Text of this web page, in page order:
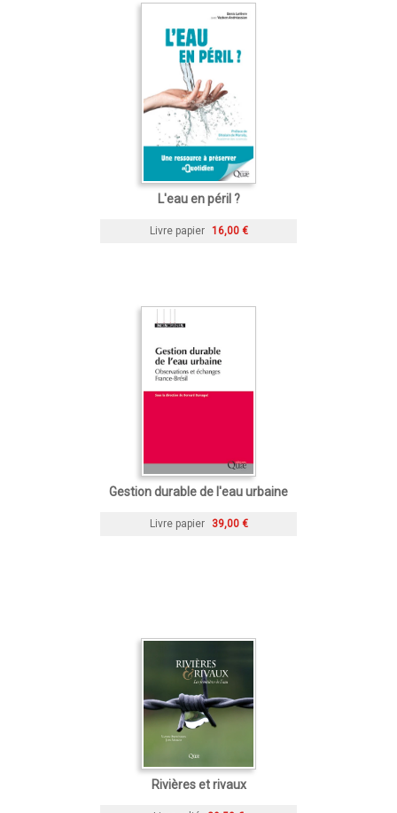
L'eau en péril ?
Livre papier 16,00 €
Gestion durable de l'eau urbaine
Livre papier 39,00 €
Rivières et rivaux